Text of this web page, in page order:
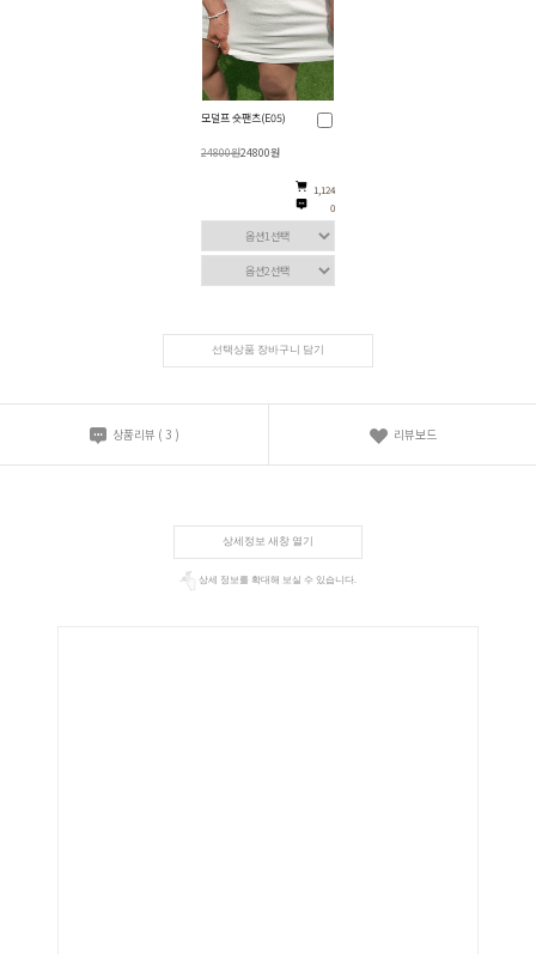
모덜프 숏팬츠(E05)
24800원24800원
1,124
0
선택상품 장바구니 담기
상품리뷰 ( 3 ) 리뷰보드
상세정보 새창 열기
상세 정보를 확대해 보실 수 있습니다.